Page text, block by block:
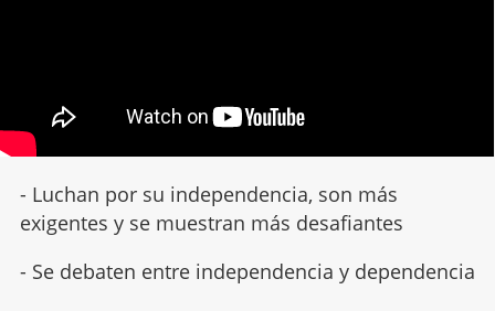
- Luchan por su independencia, son más
exigentes y se muestran más desafiantes
- Se debaten entre independencia y dependencia